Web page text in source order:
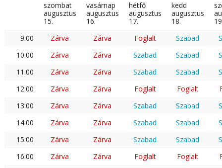
szombat
augusztus
15.
vasárnap
augusztus
16.
hétfő
augusztus
17.
kedd
augusztus
18.
9:00
Zárva Zárva Foglalt Szabad
10:00
Zárva Zárva Szabad Szabad
11:00
Zárva Zárva Szabad Szabad
12:00
Zárva Zárva Foglalt Foglalt
13:00
Zárva Zárva Szabad Szabad
14:00
Zárva Zárva Szabad Szabad
15:00
Zárva Zárva Szabad Szabad
16:00
Zárva Zárva Foglalt Foglalt